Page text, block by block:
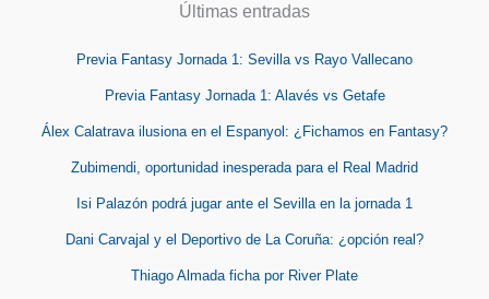
Últimas entradas
Previa Fantasy Jornada 1: Sevilla vs Rayo Vallecano
Previa Fantasy Jornada 1: Alavés vs Getafe
Álex Calatrava ilusiona en el Espanyol: ¿Fichamos en Fantasy?
Zubimendi, oportunidad inesperada para el Real Madrid
Isi Palazón podrá jugar ante el Sevilla en la jornada 1
Dani Carvajal y el Deportivo de La Coruña: ¿opción real?
Thiago Almada ficha por River Plate